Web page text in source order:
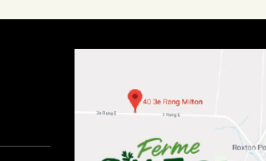
saumon
l’Atlantique